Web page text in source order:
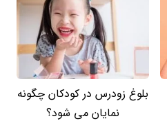
بلوغ زودرس در کودکان چگونه
نمایان می شود؟